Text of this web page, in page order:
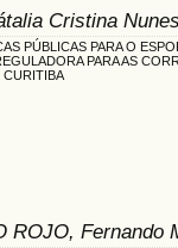
Cristina
PÚBLICAS PARA O
PARA AS
CURITIBA
ROJO, Fernando